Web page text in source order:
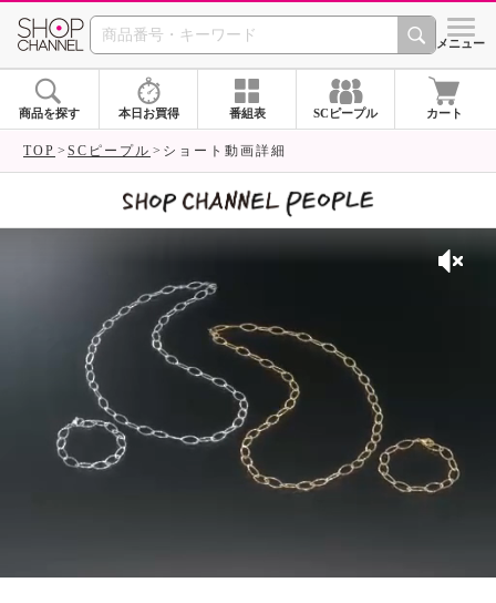
SHOP CHANNEL シメニュー
商品を探す 本日お買得 番組表 SCピープル カート
TOP SCピープル ショート動画詳細